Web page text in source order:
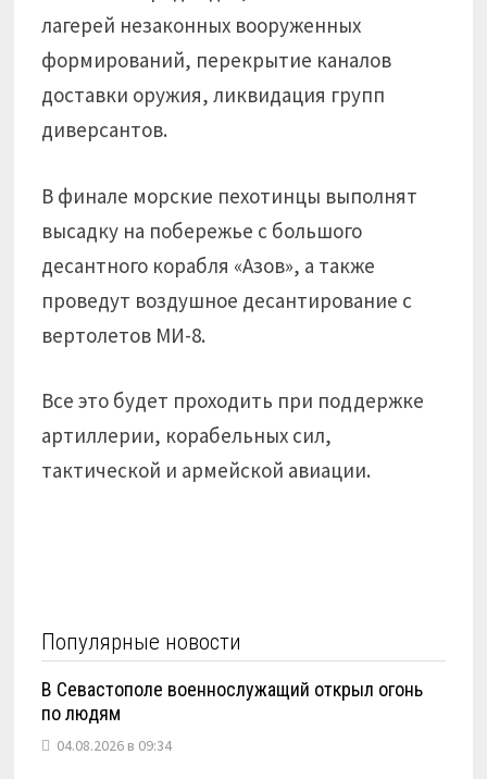
лагерей незаконных вооруженных
формирований, перекрытие каналов
доставки оружия, ликвидация групп
диверсантов.
В финале морские пехотинцы выполнят
высадку на побережье с большого
десантного корабля «Азов», а также
проведут воздушное десантирование с
вертолетов МИ-8.
Все это будет проходить при поддержке
артиллерии, корабельных сил,
тактической и армейской авиации.
Популярные новости
В Севастополе военнослужащий открыл огонь
по людям
04.08.2026 в 09:34